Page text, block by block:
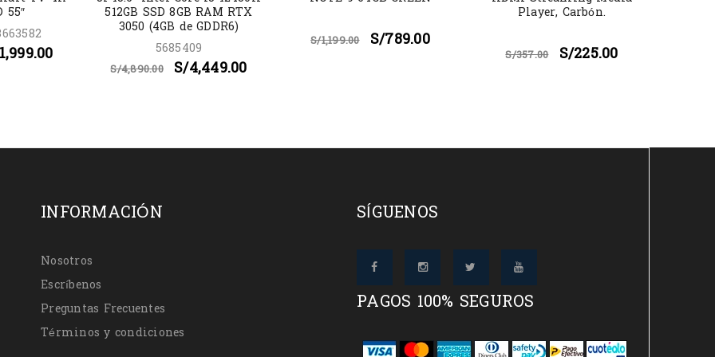
512GB SSD 8GB RAM RTX
3050 (4GB de GDDR6)
5685409
S/4,890.00 S/4,449.00
S/1,199.00 S/789.00
Player, Carbón.
S/357.00 S/225.00
INFORMACIÓN
Nosotros
Escríbenos
Preguntas Frecuentes
Términos y condiciones
SÍGUENOS
PAGOS 100% SEGUROS